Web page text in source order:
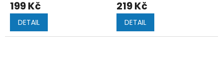
199 Kč
DETAIL
219 Kč
DETAIL